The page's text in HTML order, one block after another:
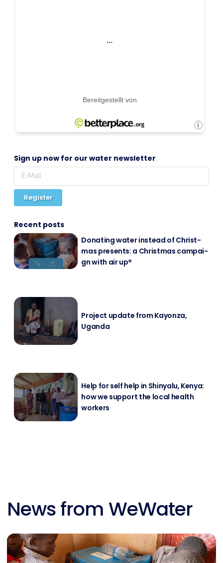
Sign up now for our water newsletter
Register
Recent posts
Do­na­ting wa­ter in­s­tead of Christ­
mas pres­ents: a Christ­mas cam­pai­
gn with air up®
Pro­ject up­date from Kayon­za,
Ugan­da
Help for self help in Shin­ya­lu, Ke­nya:
how we sup­port the lo­cal health
workers
News from WeWater